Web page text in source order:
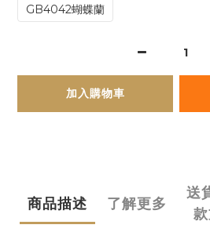
GB4042蝴蝶蘭
加入購物車
商品描述 了解更多
送